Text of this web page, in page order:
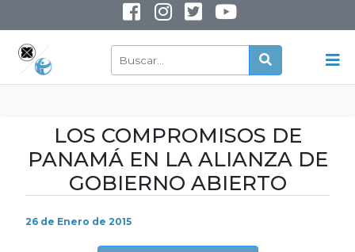
LOS COMPROMISOS DE
PANAMÁ EN LA ALIANZA DE
GOBIERNO ABIERTO
26 de Enero de 2015